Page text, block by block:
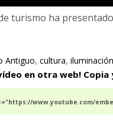
turismo ha
Antiguo, cultura, iluminación
en otra web! Copia
www.youtube.com/